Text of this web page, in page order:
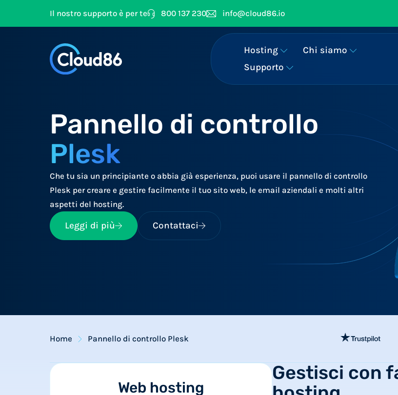
Il nostro supporto è per te 800 137 230 info@cloud86.io
Hosting
Chi siamo
Supporto
Pannello di controllo
Plesk
Che tu sia un principiante o abbia già esperienza, puoi usare il pannello di controllo
Plesk per creare e gestire facilmente il tuo sito web, le email aziendali e molti altri
aspetti del hosting.
Leggi di più Contattaci
Home Pannello di controllo Plesk
Web hosting
Gestisci con